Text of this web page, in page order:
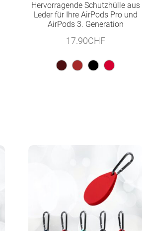
Hervorragende Schutzhülle aus
Leder für Ihre AirPods Pro und
AirPods 3. Generation
17.90CHF